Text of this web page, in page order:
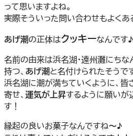
って思いますよね。
実際そういった問い合わせもよくあ
あげ潮の正体はクッキーなんです♪
名前の由来は浜名湖・遠州灘にちな
持つ、 あげ潮と名付けられたそうで
浜名湖に潮が満ちていくように、皆
寄せ、 運気が上昇するように願いが
す！
縁起の良いお菓子なんですね〜♪